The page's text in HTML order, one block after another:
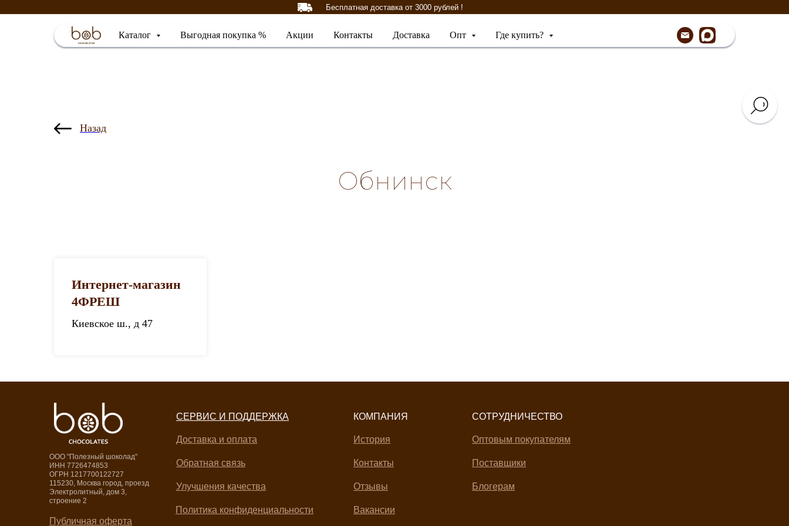
Бесплатная доставка от 3000 рублей !
Каталог Выгодная покупка % Акции Контакты Доставка Опт Где купить?
Назад
Обнинск
Интернет-магазин
4ФРЕШ
Киевское ш., д 47
OOO "Полезный шоколад"
ИНН 7726474853
ОГРН 1217700122727
115230, Москва город, проезд
Электролитный, дом 3,
строение 2
СОТРУДНИЧЕСТВО
Оптовым покупателям
Поставщики
Блогерам
СЕРВИС И ПОДДЕРЖКА
Доставка и оплата
Обратная связь
Улучшения качества
Политика конфиденциальности
Публичная оферта
КОМПАНИЯ
История
Контакты
Отзывы
Вакансии